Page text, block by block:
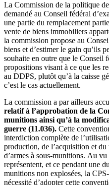
La Commission de la politique
demandé au Conseil fédéral
une partie du remplacement
vente de biens immobiliers
la commission propose au
biens et d’estimer le gain qu’ils
souhaite en outre que le Conseil
propositions visant à ce que les
au DDPS, plutôt qu’à la caisse
c’est le cas actuellement.
La commission a par ailleurs
relatif à l’approbation de la
munitions ainsi qu’à la
guerre (11.036). Cette
interdiction complète de
production, de l’acquisition et
d’armes à sous-munitions. Au vu
représentent, et ce pendant une
munitions non explosées, la
nécessité d’adopter cette